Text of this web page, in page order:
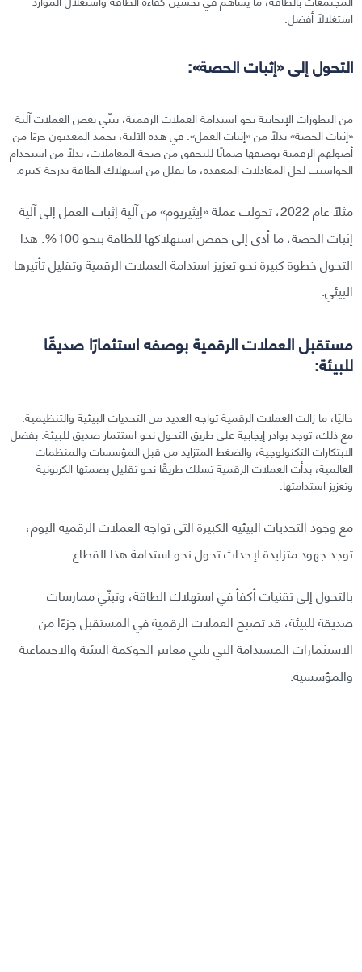
استغلالًا أفضل.
التحول إلى «إثبات الحصة»:
من التطورات الإيجابية نحو استدامة العملات الرقمية، تبنّي بعض العملات آلية
«إثبات الحصة» بدلًا من «إثبات العمل». في هذه الآلية، يجمد المعدنون جزءًا من
أصولهم الرقمية بوصفها ضمانًا للتحقق من صحة المعاملات، بدلًا من استخدام
الحواسيب لحل المعادلات المعقدة، ما يقلل من استهلاك الطاقة بدرجة كبيرة.
مثلًا عام 2022، تحولت عملة «إيثيريوم» من آلية إثبات العمل إلى آلية
إثبات الحصة، ما أدى إلى خفض استهلاكها للطاقة بنحو 100%. هذا
التحول خطوة كبيرة نحو تعزيز استدامة العملات الرقمية وتقليل تأثيرها
البيئي.
مستقبل العملات الرقمية بوصفه استثمارًا صديقًا
للبيئة:
حاليًا، ما زالت العملات الرقمية تواجه العديد من التحديات البيئية والتنظيمية.
مع ذلك، توجد بوادر إيجابية على طريق التحول نحو استثمار صديق للبيئة. بفضل
الابتكارات التكنولوجية، والضغط المتزايد من قبل المؤسسات والمنظمات
العالمية، بدأت العملات الرقمية تسلك طريقًا نحو تقليل بصمتها الكربونية
وتعزيز استدامتها.
مع وجود التحديات البيئية الكبيرة التي تواجه العملات الرقمية اليوم،
توجد جهود متزايدة لإحداث تحول نحو استدامة هذا القطاع.
بالتحول إلى تقنيات أكفأ في استهلاك الطاقة، وتبنّي ممارسات
صديقة للبيئة، قد تصبح العملات الرقمية في المستقبل جزءًا من
الاستثمارات المستدامة التي تلبي معايير الحوكمة البيئية والاجتماعية
والمؤسسية.